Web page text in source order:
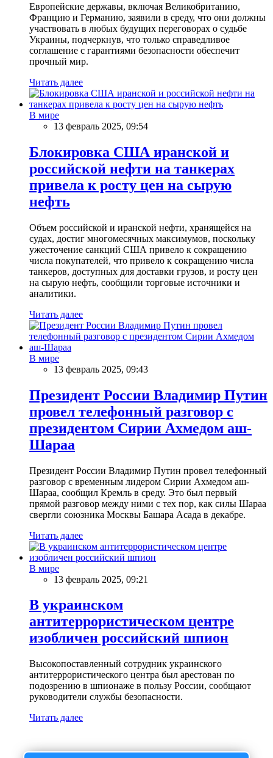
Европейские державы, включая Великобританию,
Францию и Германию, заявили в среду, что они должны
участвовать в любых будущих переговорах о судьбе
Украины, подчеркнув, что только справедливое
соглашение с гарантиями безопасности обеспечит
прочный мир.
Читать далее
В мире
13 февраль 2025, 09:54
Блокировка США иранской и
российской нефти на танкерах
привела к росту цен на сырую
нефть
Объем российской и иранской нефти, хранящейся на
судах, достиг многомесячных максимумов, поскольку
ужесточение санкций США привело к сокращению
числа покупателей, что привело к сокращению числа
танкеров, доступных для доставки грузов, и росту цен
на сырую нефть, сообщили торговые источники и
аналитики.
Читать далее
В мире
13 февраль 2025, 09:43
Президент России Владимир Путин
провел телефонный разговор с
президентом Сирии Ахмедом аш-
Шараа
Президент России Владимир Путин провел телефонный
разговор с временным лидером Сирии Ахмедом аш-
Шараа, сообщил Кремль в среду. Это был первый
прямой разговор между ними с тех пор, как силы Шараа
свергли союзника Москвы Башара Асада в декабре.
Читать далее
В мире
13 февраль 2025, 09:21
В украинском
антитеррористическом центре
изобличен российский шпион
Высокопоставленный сотрудник украинского
антитеррористического центра был арестован по
подозрению в шпионаже в пользу России, сообщают
руководители службы безопасности.
Читать далее